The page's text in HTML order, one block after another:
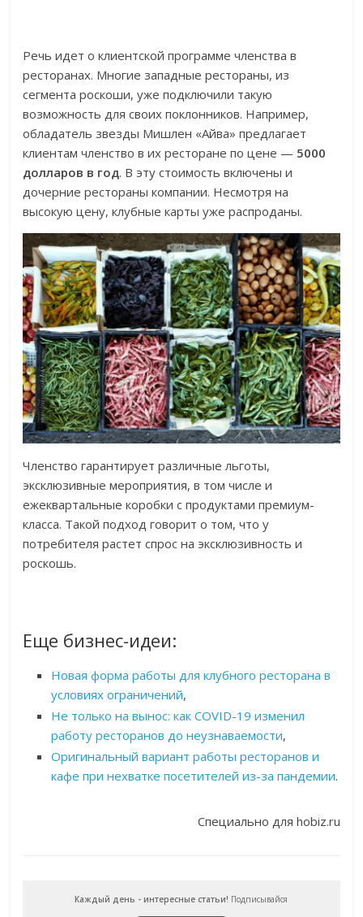
Речь идет о клиентской программе членства в
ресторанах. Многие западные рестораны, из
сегмента роскоши, уже подключили такую
возможность для своих поклонников. Например,
обладатель звезды Мишлен «Айва» предлагает
клиентам членство в их ресторане по цене — 5000
долларов в год. В эту стоимость включены и
дочерние рестораны компании. Несмотря на
высокую цену, клубные карты уже распроданы.
Членство гарантирует различные льготы,
эксклюзивные мероприятия, в том числе и
ежеквартальные коробки с продуктами премиум-
класса. Такой подход говорит о том, что у
потребителя растет спрос на эксклюзивность и
роскошь.
Еще бизнес-идеи:
Новая форма работы для клубного ресторана в
условиях ограничений,
Не только на вынос: как COVID-19 изменил
работу ресторанов до неузнаваемости,
Оригинальный вариант работы ресторанов и
кафе при нехватке посетителей из-за пандемии.
Специально для hobiz.ru
Каждый день - интересные статьи! Подписывайся